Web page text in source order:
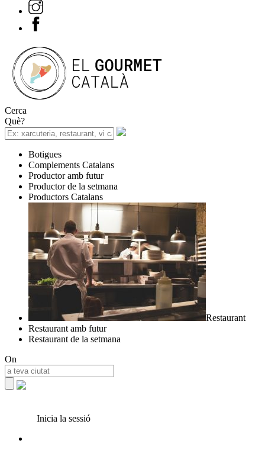
Cerca
Què?
Botigues
Complements Catalans
Productor amb futur
Productor de la setmana
Productors Catalans
Restaurant
Restaurant amb futur
Restaurant de la setmana
On
Inicia la sessió